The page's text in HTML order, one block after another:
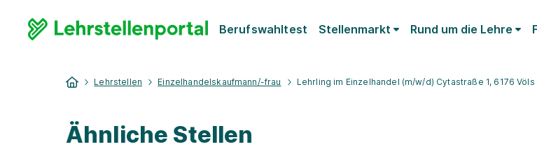
Berufswahltest Stellenmarkt Rund um die Lehre
Lehrstellen Einzelhandelskaufmann/-frau Lehrling im Einzelhandel (m/w/d) Cytastraße 1, 6176 Völs
Ähnliche Stellen